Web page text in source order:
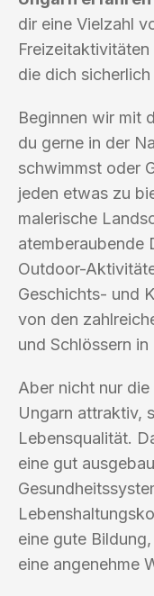
dir eine Vielzahl
die dich
Beginnen wir mit
du gerne in der
schwimmst oder
jeden etwas zu
malerische
atemberaubende
Outdoor-
Geschichts- und
von den
und Schlössern
Aber nicht nur
Ungarn attraktiv,
Lebensqualität.
eine gut
eine gute
eine angenehme